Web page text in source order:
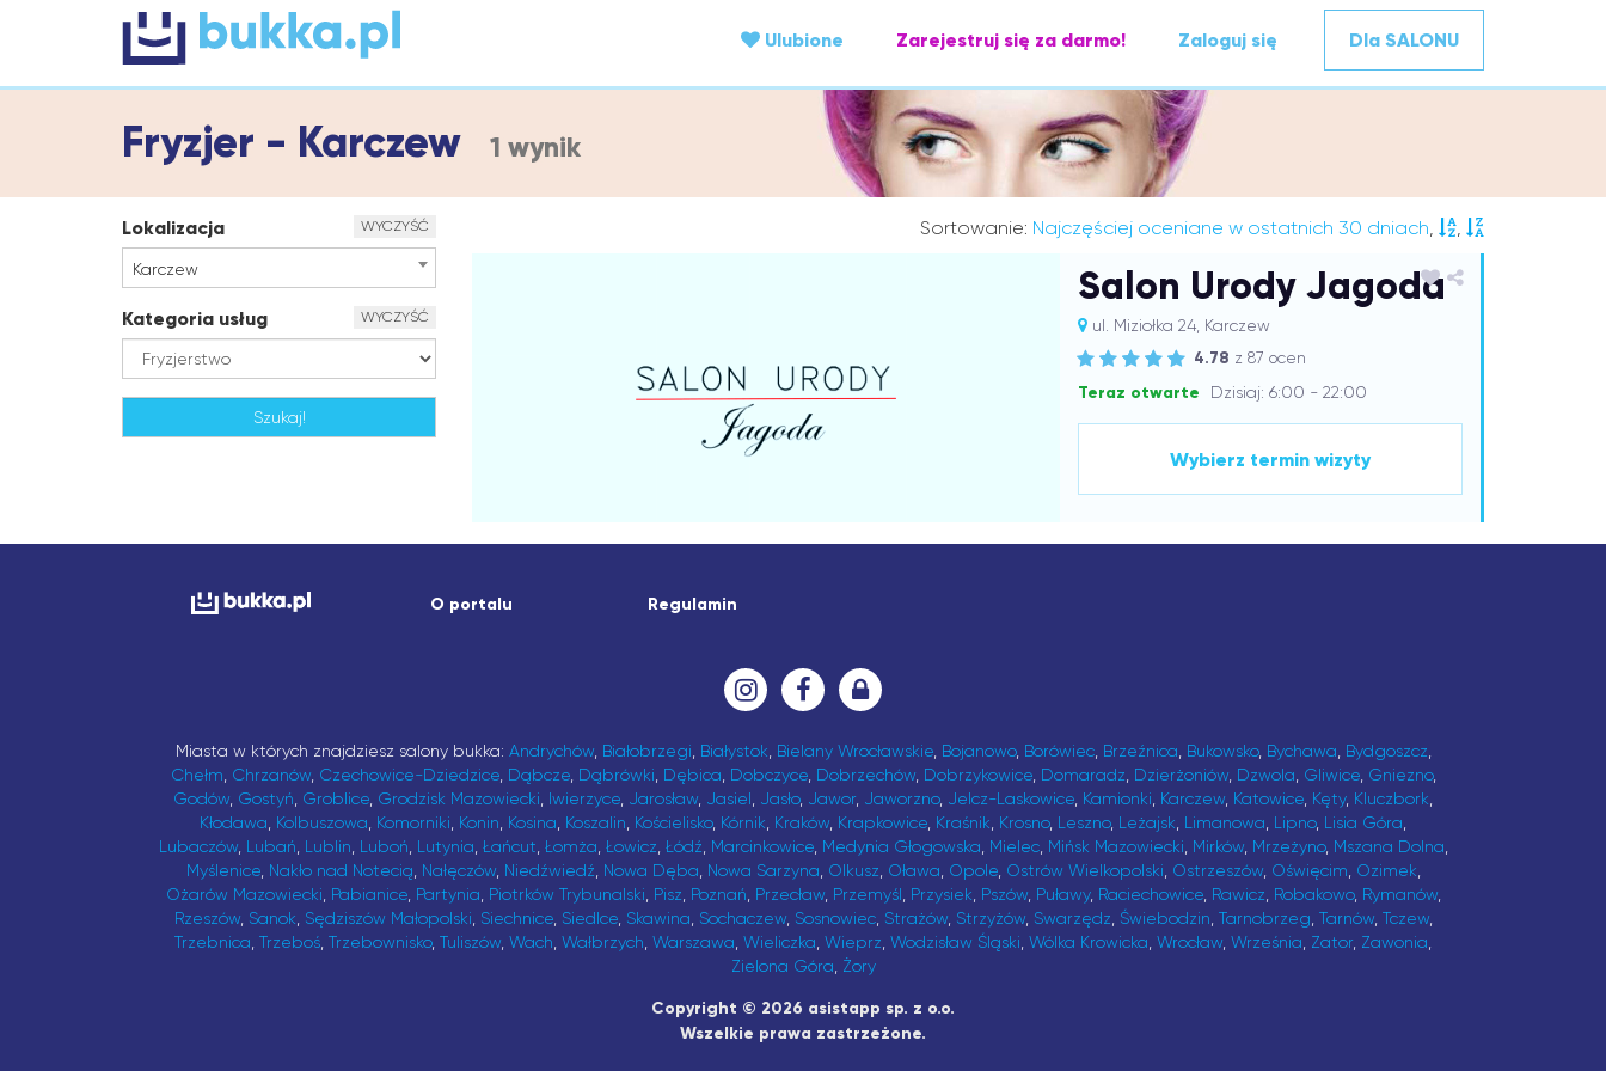
Ulubione Zarejestruj się za darmo! Zaloguj się Dla SALONU
Fryzjer - Karczew 1 wynik
Lokalizacja WYCZYŚĆ
Karczew
Kategoria usług WYCZYŚĆ
Sortowanie: Najczęściej oceniane w ostatnich 30 dniach, ,
Salon Urody Jagoda
ul. Miziołka 24, Karczew
4.78 z 87 ocen
Teraz otwarte Dzisiaj: 6:00 - 22:00
Wybierz termin wizyty
O portalu Regulamin
Miasta w których znajdziesz salony bukka: Andrychów, Białobrzegi Białystok Bielany Wrocławskie, Bojanowo, Borówiec, Brzeźnica Bukowsko, Bychawa Bydgoszcz
Chełm Chrzanów, Czechowice-Dziedzice, Dąbcze, Dąbrówki Dębica Dobczyce, Dobrzechów, Dobrzykowice, Domaradz Dzierżoniów, Dzwola Gliwice, Gniezno,
Godów Gostyń Groblice Grodzisk Mazowiecki Iwierzyce Jarosław Jasiel Jasło, Jawor Jaworzno, Jelcz-Laskowice Kamionki Karczew Katowice Kęty, Kluczbork
Kłodawa Kolbuszowa Komorniki Konin Kosina Koszalin Kościelisko, Kórnik Kraków Krapkowice Kraśnik Krosno, Leszno, Leżajsk Limanowa Lipno, Lisia Góra
Lubaczów, Lubań Lublin Luboń Lutynia Łańcut Łomża Łowicz Łódź Marcinkowice, Medynia Głogowska Mielec, Mińsk Mazowiecki Mirków, Mrzeżyno, Mszana Dolna
Myślenice, Nakło nad Notecią Nałęczów, Niedźwiedź Nowa Dęba Nowa Sarzyna Olkusz Oława Opole, Ostrów Wielkopolski Ostrzeszów, Oświęcim Ozimek
Ożarów Mazowiecki Pabianice, Partynia Piotrków Trybunalski Pisz Poznań Przecław, Przemyśl Przysiek Pszów, Puławy, Raciechowice, Rawicz Robakowo, Rymanów,
Rzeszów, Sanok Sędziszów Małopolski Siechnice, Siedlce, Skawina Sochaczew, Sosnowiec, Strażów, Strzyżów, Swarzędz Świebodzin Tarnobrzeg Tarnów, Tczew,
Trzebnica Trzeboś Trzebownisko, Tuliszów Wach Wałbrzych Warszawa Wieliczka Wieprz Wodzisław Śląski Wólka Krowicka Wrocław Września Zator Zawonia
Zielona Góra Żory
Copyright © 2026 asistapp sp. z o.o.
Wszelkie prawa zastrzeżone.